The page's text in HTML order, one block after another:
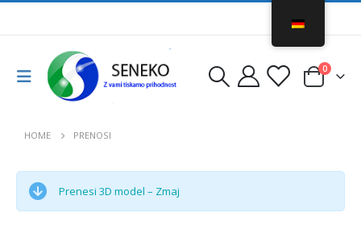
0
HOME PRENOSI
Prenesi 3D model – Zmaj